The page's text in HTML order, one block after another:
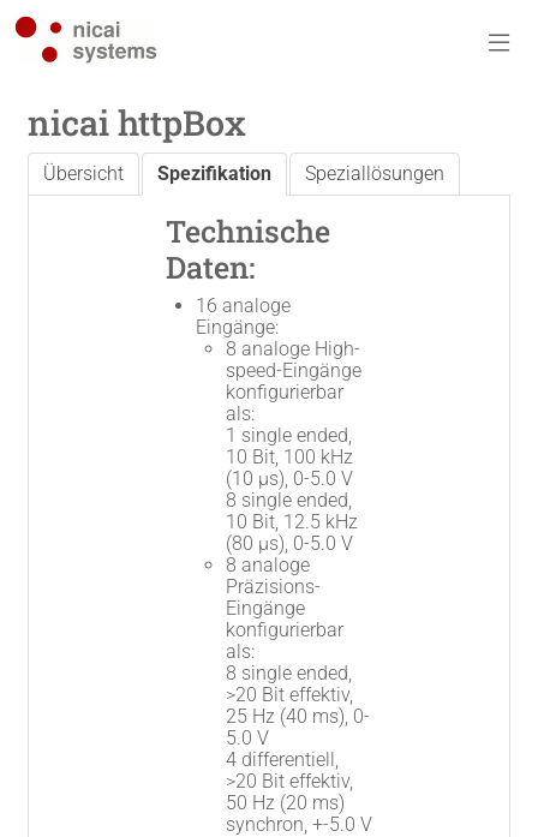
nicai httpBox
Übersicht Spezifikation Speziallösungen
Technische
Daten:
16 analoge
Eingänge:
8 analoge High-
speed-Eingänge
konfigurierbar
als:
1 single ended,
10 Bit, 100 kHz
(10 μs), 0-5.0 V
8 single ended,
10 Bit, 12.5 kHz
(80 μs), 0-5.0 V
8 analoge
Präzisions-
Eingänge
konfigurierbar
als:
8 single ended,
>20 Bit effektiv,
25 Hz (40 ms), 0-
5.0 V
4 differentiell,
>20 Bit effektiv,
50 Hz (20 ms)
synchron, +-5.0 V